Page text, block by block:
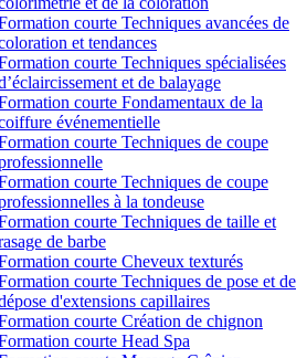
courte Techniques avancées de
et tendances
courte Techniques spécialisées
et de balayage
courte Fondamentaux de la
événementielle
courte Techniques de coupe
courte Techniques de coupe
à la tondeuse
courte Techniques de taille et
de barbe
courte Cheveux texturés
courte Techniques de pose et de
d'extensions capillaires
courte Création de chignon
courte Head Spa